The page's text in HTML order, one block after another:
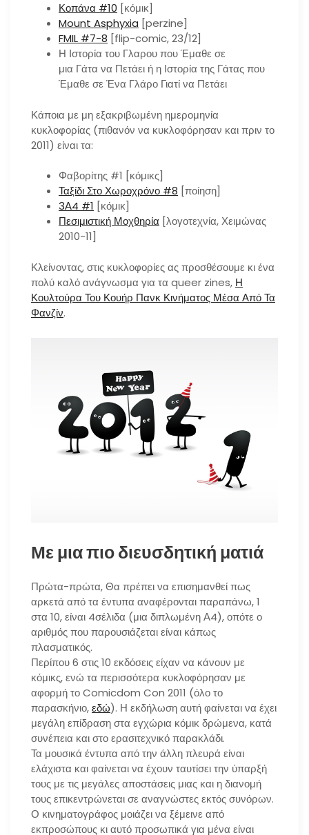
Κοπάνα #10 [κόμικ]
Mount Asphyxia [perzine]
FMIL #7-8 [flip-comic, 23/12]
Η Ιστορία του Γλαρου που Έμαθε σε
μια Γάτα να Πετάει ή η Ιστορία της Γάτας που
Έμαθε σε Ένα Γλάρο Γιατί να Πετάει
Κάποια με μη εξακριβωμένη ημερομηνία
κυκλοφορίας (πιθανόν να κυκλοφόρησαν και πριν το
2011) είναι τα:
Φαβορίτης #1 [κόμικς]
Ταξίδι Στο Χωροχρόνο #8 [ποίηση]
3Α4 #1 [κόμικ]
Πεσιμιστική Μοχθηρία [λογοτεχνία, Χειμώνας
2010-11]
Κλείνοντας, στις κυκλοφορίες ας προσθέσουμε κι ένα
πολύ καλό ανάγνωσμα για τα queer zines, Η
Κουλτούρα Του Κουήρ Πανκ Κινήματος Μέσα Από Τα
Φανζίν.
Με μια πιο διευσδητική ματιά
Πρώτα-πρώτα, Θα πρέπει να επισημανθεί πως
αρκετά από τα έντυπα αναφέρονται παραπάνω, 1
στα 10, είναι 4σέλιδα (μια διπλωμένη Α4), οπότε ο
αριθμός που παρουσιάζεται είναι κάπως
πλασματικός.
Περίπου 6 στις 10 εκδόσεις είχαν να κάνουν με
κόμικς, ενώ τα περισσότερα κυκλοφόρησαν με
αφορμή το Comicdom Con 2011 (όλο το
παρασκήνιο,εδώ). Η εκδήλωση αυτή φαίνεται να έχει
μεγάλη επίδραση στα εγχώρια κόμικ δρώμενα, κατά
συνέπεια και στο ερασιτεχνικό παρακλάδι.
Τα μουσικά έντυπα από την άλλη πλευρά είναι
ελάχιστα και φαίνεται να έχουν ταυτίσει την ύπαρξή
τους με τις μεγάλες αποστάσεις μιας και η διανομή
τους επικεντρώνεται σε αναγνώστες εκτός συνόρων.
Ο κινηματογράφος μοιάζει να ξέμεινε από
εκπροσώπους κι αυτό προσωπικά για μένα είναι